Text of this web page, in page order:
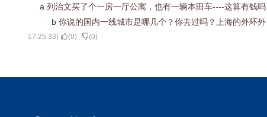
a 列治文买了个一房一厅公寓，也有一辆本田车----这算有钱吗
b 你说的国内一线城市是哪几个？你去过吗？上海的外环
17:25:33) (0) (0)